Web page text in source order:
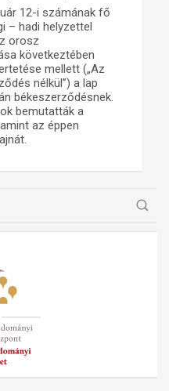
12-i számának fő
– hadi helyzettel
orosz
következtében
mellett („Az
nélkül”) a lap
békeszerződésnek.
bemutatták a
az éppen